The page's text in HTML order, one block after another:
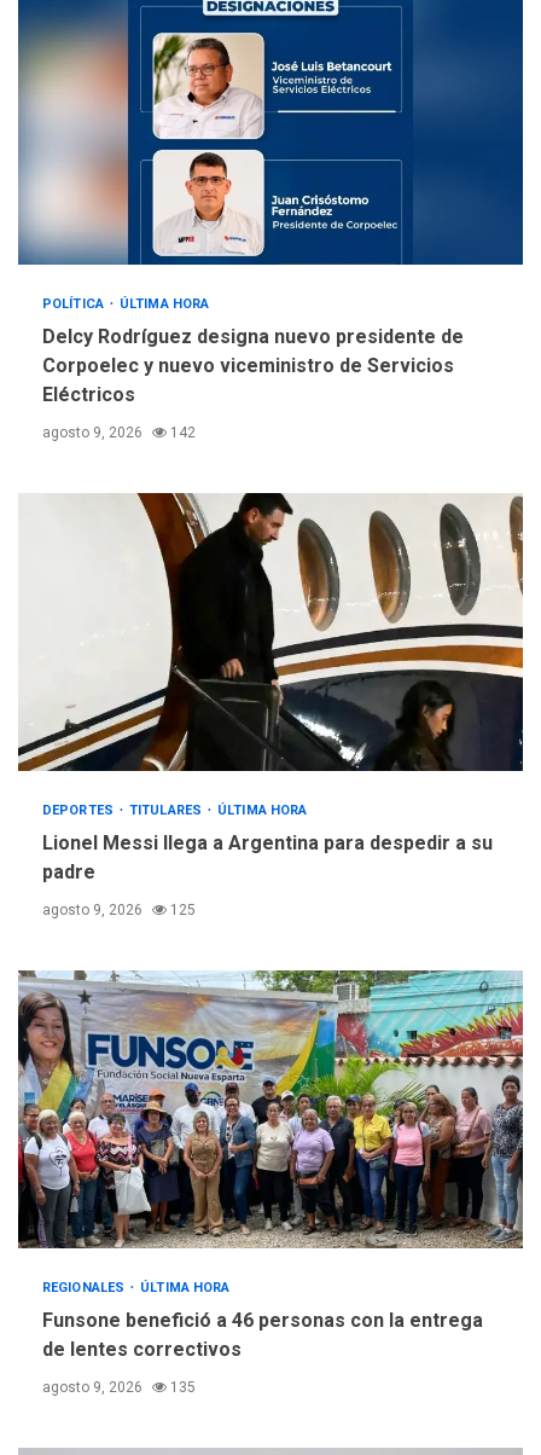
4
sanitarios y asumirse como
problema de orden público
REGIONALES
Alcaldía de Mariño climatiza
Núcleo del Sistema de
Orquestas Porlamar
POLÍTICA ÚLTIMA HORA
Delcy Rodríguez designa nuevo presidente de
Corpoelec y nuevo viceministro de Servicios
Eléctricos
agosto 9, 2026 142
DEPORTES TITULARES ÚLTIMA HORA
Lionel Messi llega a Argentina para despedir a su
padre
agosto 9, 2026 125
REGIONALES ÚLTIMA HORA
Funsone benefició a 46 personas con la entrega
de lentes correctivos
agosto 9, 2026 135